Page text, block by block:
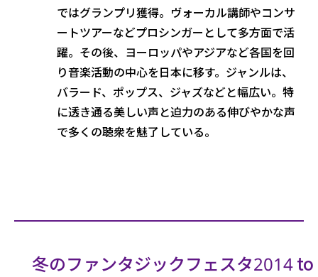
ではグランプリ獲得。ヴォーカル講師やコンサ
ートツアーなどプロシンガーとして多方面で活
躍。その後、ヨーロッパやアジアなど各国を回
り音楽活動の中心を日本に移す。ジャンルは、
バラード、ポップス、ジャズなどと幅広い。特
に透き通る美しい声と迫力のある伸びやかな声
で多くの聴衆を魅了している。
冬のファンタジックフェスタ2014